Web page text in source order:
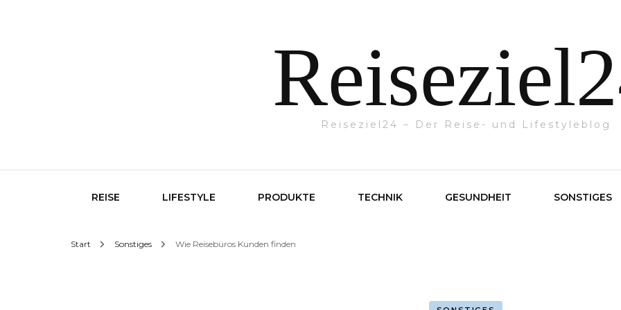
Reiseziel24 – Der Reise- und Lifestyleblog
REISE LIFESTYLE PRODUKTE TECHNIK GESUNDHEIT SONSTIGES
Start Sonstiges Wie Reisebüros Kunden finden